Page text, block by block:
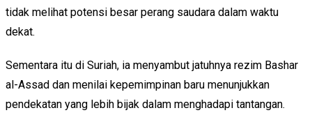
tidak melihat potensi besar perang saudara dalam waktu
dekat.
Sementara itu di Suriah, ia menyambut jatuhnya rezim Bashar
al-Assad dan menilai kepemimpinan baru menunjukkan
pendekatan yang lebih bijak dalam menghadapi tantangan.